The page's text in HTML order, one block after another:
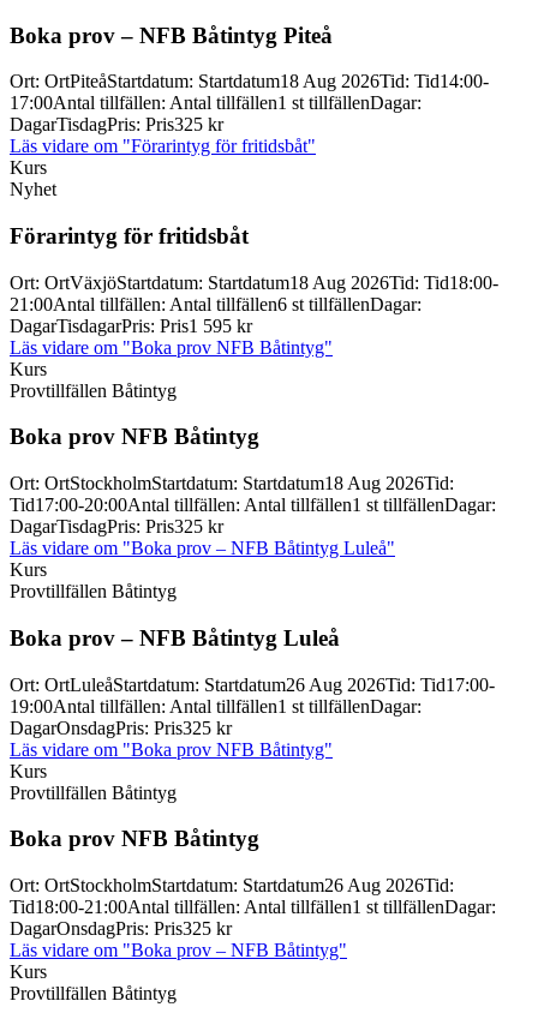
Boka prov – NFB Båtintyg Piteå
Ort: OrtPiteåStartdatum: Startdatum18 Aug 2026Tid: Tid14:00-
17:00Antal tillfällen: Antal tillfällen1 st tillfällenDagar:
DagarTisdagPris: Pris325 kr
Läs vidare om "Förarintyg för fritidsbåt"
Kurs
Nyhet
Förarintyg för fritidsbåt
Ort: OrtVäxjöStartdatum: Startdatum18 Aug 2026Tid: Tid18:00-
21:00Antal tillfällen: Antal tillfällen6 st tillfällenDagar:
DagarTisdagarPris: Pris1 595 kr
Läs vidare om "Boka prov NFB Båtintyg"
Kurs
Provtillfällen Båtintyg
Boka prov NFB Båtintyg
Ort: OrtStockholmStartdatum: Startdatum18 Aug 2026Tid:
Tid17:00-20:00Antal tillfällen: Antal tillfällen1 st tillfällenDagar:
DagarTisdagPris: Pris325 kr
Läs vidare om "Boka prov – NFB Båtintyg Luleå"
Kurs
Provtillfällen Båtintyg
Boka prov – NFB Båtintyg Luleå
Ort: OrtLuleåStartdatum: Startdatum26 Aug 2026Tid: Tid17:00-
19:00Antal tillfällen: Antal tillfällen1 st tillfällenDagar:
DagarOnsdagPris: Pris325 kr
Läs vidare om "Boka prov NFB Båtintyg"
Kurs
Provtillfällen Båtintyg
Boka prov NFB Båtintyg
Ort: OrtStockholmStartdatum: Startdatum26 Aug 2026Tid:
Tid18:00-21:00Antal tillfällen: Antal tillfällen1 st tillfällenDagar:
DagarOnsdagPris: Pris325 kr
Läs vidare om "Boka prov – NFB Båtintyg"
Kurs
Provtillfällen Båtintyg